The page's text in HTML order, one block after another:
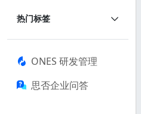
热门标签
ONES 研发管理
思否企业问答